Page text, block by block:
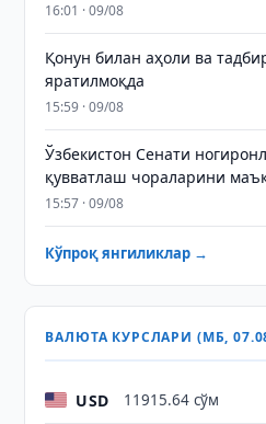
16:01 · 09/08
Қонун билан аҳоли ва
яратилмоқда
15:59 · 09/08
Ўзбекистон Сенати
қувватлаш чораларини
15:57 · 09/08
Кўпроқ янгиликлар →
ВАЛЮТА КУРСЛАРИ (МБ,
USD 11915.64 сўм